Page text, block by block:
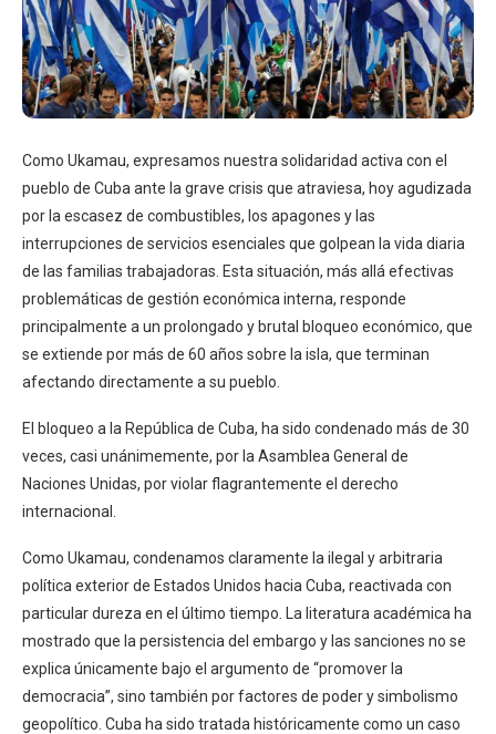
Como Ukamau, expresamos nuestra solidaridad activa con el
pueblo de Cuba ante la grave crisis que atraviesa, hoy agudizada
por la escasez de combustibles, los apagones y las
interrupciones de servicios esenciales que golpean la vida diaria
de las familias trabajadoras. Esta situación, más allá efectivas
problemáticas de gestión económica interna, responde
principalmente a un prolongado y brutal bloqueo económico, que
se extiende por más de 60 años sobre la isla, que terminan
afectando directamente a su pueblo.
El bloqueo a la República de Cuba, ha sido condenado más de 30
veces, casi unánimemente, por la Asamblea General de
Naciones Unidas, por violar flagrantemente el derecho
internacional.
Como Ukamau, condenamos claramente la ilegal y arbitraria
política exterior de Estados Unidos hacia Cuba, reactivada con
particular dureza en el último tiempo. La literatura académica ha
mostrado que la persistencia del embargo y las sanciones no se
explica únicamente bajo el argumento de “promover la
democracia”, sino también por factores de poder y simbolismo
geopolítico. Cuba ha sido tratada históricamente como un caso